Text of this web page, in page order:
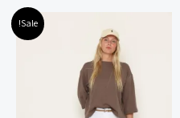
Sale!
המקורי
היה:
219.00 ₪.
למוצר